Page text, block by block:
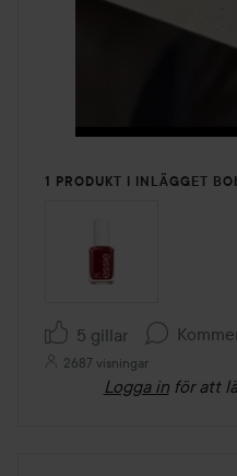
1 PRODUKT I INLÄGGET
5 gillar
2687 visningar
Logga in för att